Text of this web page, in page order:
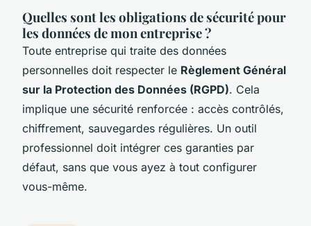
Quelles sont les obligations de sécurité pour
les données de mon entreprise ?
Toute entreprise qui traite des données
personnelles doit respecter le Règlement Général
sur la Protection des Données (RGPD). Cela
implique une sécurité renforcée : accès contrôlés,
chiffrement, sauvegardes régulières. Un outil
professionnel doit intégrer ces garanties par
défaut, sans que vous ayez à tout configurer
vous-même.